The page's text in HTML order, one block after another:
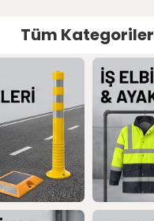
Tüm Kategoriler